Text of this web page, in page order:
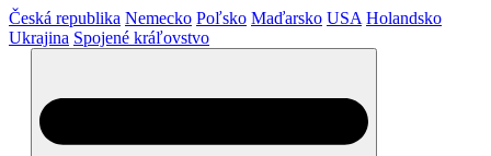
Česká republika Nemecko Poľsko Maďarsko USA Holandsko
Ukrajina Spojené kráľovstvo